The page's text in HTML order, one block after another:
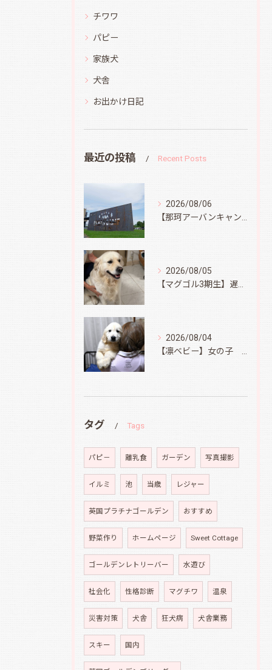
チワワ
パピー
家族犬
犬舎
お出かけ日記
最近の投稿 Recent Posts
2026/08/06
2026/08/05
2026/08/04
タグ Tags
パピ－ 離乳食 ガーデン 写真撮影
イルミ 池 当歳 レジャー
英国プラチナゴールデン おすすめ
野菜作り ホームページ Sweet Cottage
ゴールデンレトリーバー 水遊び
社会化 性格診断 マグチワ 温泉
災害対策 犬舎 狂犬病 犬舎業務
スキー 国内